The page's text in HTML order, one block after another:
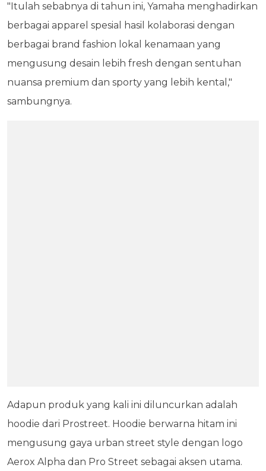
"Itulah sebabnya di tahun ini, Yamaha menghadirkan
berbagai apparel spesial hasil kolaborasi dengan
berbagai brand fashion lokal kenamaan yang
mengusung desain lebih fresh dengan sentuhan
nuansa premium dan sporty yang lebih kental,"
sambungnya.
Adapun produk yang kali ini diluncurkan adalah
hoodie dari Prostreet. Hoodie berwarna hitam ini
mengusung gaya urban street style dengan logo
Aerox Alpha dan Pro Street sebagai aksen utama.